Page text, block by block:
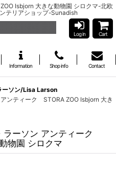
Isbjorn 大きな動物園 シロクマ-北欧
テリアショップ-Sunadish
Log in Cart
Information Shop info Contact
ーソン/Lisa Larson
ンティーク STORA ZOO Isbjorn 大き
ラーソン アンティーク
物園 シロクマ